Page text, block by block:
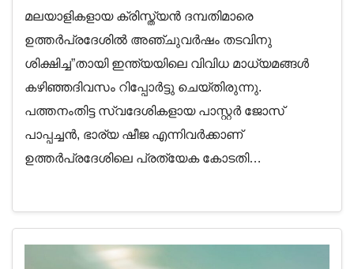
മലയാളികളായ ക്രിസ്ത്യന്‍ ദമ്പതിമാരെ
ഉത്തര്‍പ്രദേശില്‍ അഞ്ചുവര്‍ഷം തടവിനു
ശിക്ഷിച്ച”തായി ഇന്ത്യയിലെ വിവിധ മാധ്യമങ്ങള്‍
കഴിഞ്ഞദിവസം റിപ്പോര്‍ട്ടു ചെയ്തിരുന്നു.
പത്തനംതിട്ട സ്വദേശികളായ പാസ്റ്റര്‍ ജോസ്
പാപ്പച്ചന്‍, ഭാര്യ ഷീജ എന്നിവര്‍ക്കാണ്
ഉത്തര്‍പ്രദേശിലെ പ്രത്യേക കോടതി…